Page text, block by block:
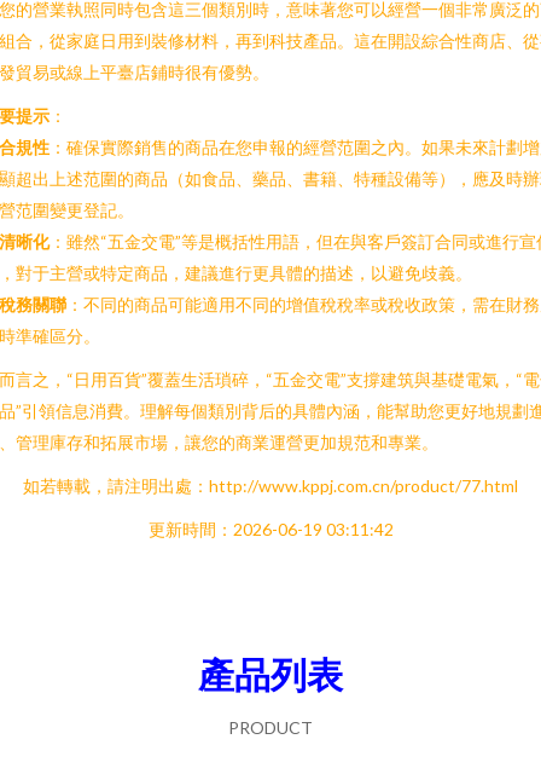
的營業執照同時包含這三個類別時，意味著您可以經營一個非常廣泛
合，從家庭日用到裝修材料，再到科技產品。這在開設綜合性商店、
貿易或線上平臺店鋪時很有優勢。
提示 ：
合規性 ：確保實際銷售的商品在您申報的經營范圍之內。如果未來計劃
超出上述范圍的商品（如食品、藥品、書籍、特種設備等），應及時
范圍變更登記。
清晰化：雖然“五金交電”等是概括性用語，但在與客戶簽訂合同或進行宣
對于主營或特定商品，建議進行更具體的描述，以避免歧義。
稅務關聯：不同的商品可能適用不同的增值稅稅率或稅收政策，需在財
準確區分。
言之，“日用百貨”覆蓋生活瑣碎，“五金交電”支撐建筑與基礎電氣，“
”引領信息消費。理解每個類別背后的具體內涵，能幫助您更好地規劃
管理庫存和拓展市場，讓您的商業運營更加規范和專業。
如若轉載，請注明出處：http://www.kppj.com.cn/product/77.html
更新時間：2026-06-19 03:11:42
產品列表
PRODUCT